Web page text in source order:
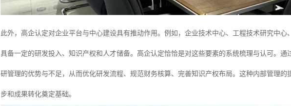
此外，高企认定对企业平台与中心建设具有推动作用。例如，企业技术中心、工程技术研究中
具备一定的研发投入、知识产权和人才储备。高企认定恰恰是对这些要素的系统梳理与认可。
研管理的优势与不足，从而优化研发流程、规范财务核算、完善知识产权布局。这种内部管理
步和成果转化奠定基础。